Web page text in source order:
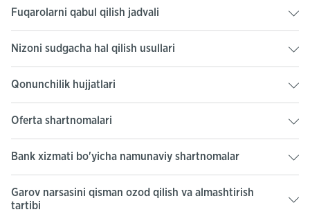
Fuqarolarni qabul qilish jadvali
Nizoni sudgacha hal qilish usullari
Qonunchilik hujjatlari
Oferta shartnomalari
Bank xizmati bo'yicha namunaviy shartnomalar
Garov narsasini qisman ozod qilish va almashtirish
tartibi